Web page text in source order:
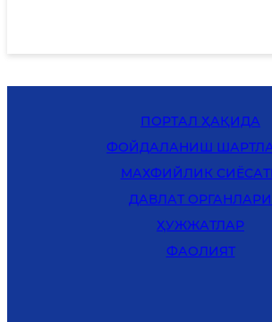
ПОРТАЛ ҲАҚИДА
ФОЙДАЛАНИШ
MАХФИЙЛИК
ДАВЛАТ ОРГАНЛАРИ
ҲУЖЖАТЛАР
ФАОЛИЯТ